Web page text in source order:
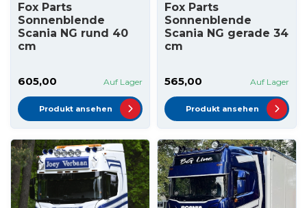
Fox Parts
Sonnenblende
Scania NG rund 40
cm
605,00 Auf Lager
Produkt ansehen
Fox Parts
Sonnenblende
Scania NG gerade 34
cm
565,00 Auf Lager
Produkt ansehen